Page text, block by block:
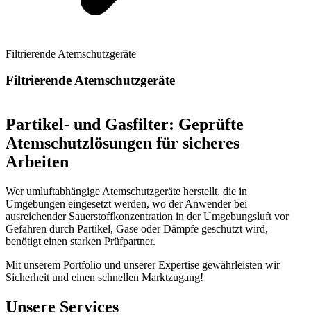
Filtrierende Atemschutzgeräte
Filtrierende Atemschutzgeräte
Partikel- und Gasfilter: Geprüfte
Atemschutzlösungen für sicheres
Arbeiten
Wer umluftabhängige Atemschutzgeräte herstellt, die in
Umgebungen eingesetzt werden, wo der Anwender bei
ausreichender Sauerstoffkonzentration in der Umgebungsluft vor
Gefahren durch Partikel, Gase oder Dämpfe geschützt wird,
benötigt einen starken Prüfpartner.
Mit unserem Portfolio und unserer Expertise gewährleisten wir
Sicherheit und einen schnellen Marktzugang!
Unsere Services